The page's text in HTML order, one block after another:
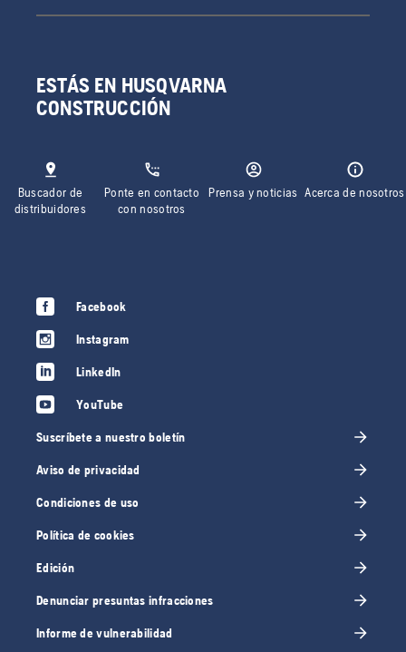
ESTÁS EN HUSQVARNA
CONSTRUCCIÓN
Buscador de
distribuidores
Ponte en contacto
con nosotros
Prensa y noticias Acerca de nosotros
Facebook
Instagram
LinkedIn
YouTube
Suscríbete a nuestro boletín
Aviso de privacidad
Condiciones de uso
Política de cookies
Edición
Denunciar presuntas infracciones
Informe de vulnerabilidad